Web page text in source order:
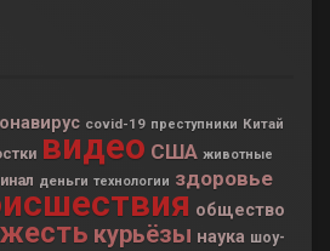
covid-19 преступники Китай
видео США животные
деньги технологии здоровье
общество
жесть курьёзы наука шоу-